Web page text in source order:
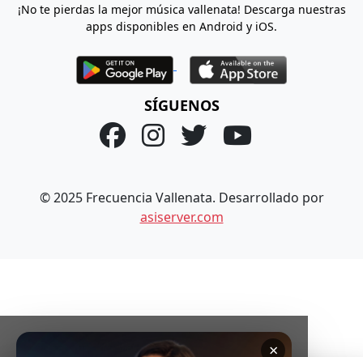
¡No te pierdas la mejor música vallenata! Descarga nuestras
apps disponibles en Android y iOS.
SÍGUENOS
© 2025 Frecuencia Vallenata. Desarrollado por
asiserver.com
×